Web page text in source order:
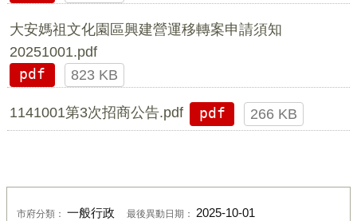
大安媽祖文化園區興建營運移轉案申請須知
20251001.pdf
pdf
823 KB
1141001第3次招商公告.pdf pdf 266 KB
市府分類： 一般行政 最後異動日期： 2025-10-01